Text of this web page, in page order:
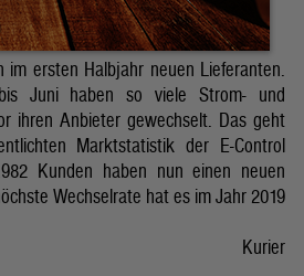
ersten Halbjahr neuen Lieferanten.
Juni haben so viele Strom- und
ihren Anbieter gewechselt. Das geht
Marktstatistik der E-Control
Kunden haben nun einen neuen
Wechselrate hat es im Jahr 2019
Kurier